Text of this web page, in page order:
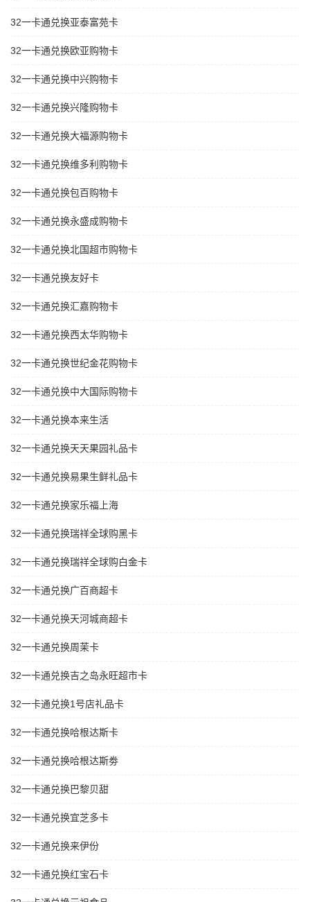
32一卡通兑换亚泰富苑卡
32一卡通兑换欧亚购物卡
32一卡通兑换中兴购物卡
32一卡通兑换兴隆购物卡
32一卡通兑换大福源购物卡
32一卡通兑换维多利购物卡
32一卡通兑换包百购物卡
32一卡通兑换永盛成购物卡
32一卡通兑换北国超市购物卡
32一卡通兑换友好卡
32一卡通兑换汇嘉购物卡
32一卡通兑换西太华购物卡
32一卡通兑换世纪金花购物卡
32一卡通兑换中大国际购物卡
32一卡通兑换本来生活
32一卡通兑换天天果园礼品卡
32一卡通兑换易果生鲜礼品卡
32一卡通兑换家乐福上海
32一卡通兑换瑞祥全球购黑卡
32一卡通兑换瑞祥全球购白金卡
32一卡通兑换广百商超卡
32一卡通兑换天河城商超卡
32一卡通兑换周茉卡
32一卡通兑换吉之岛永旺超市卡
32一卡通兑换1号店礼品卡
32一卡通兑换哈根达斯卡
32一卡通兑换哈根达斯劵
32一卡通兑换巴黎贝甜
32一卡通兑换宜芝多卡
32一卡通兑换来伊份
32一卡通兑换红宝石卡